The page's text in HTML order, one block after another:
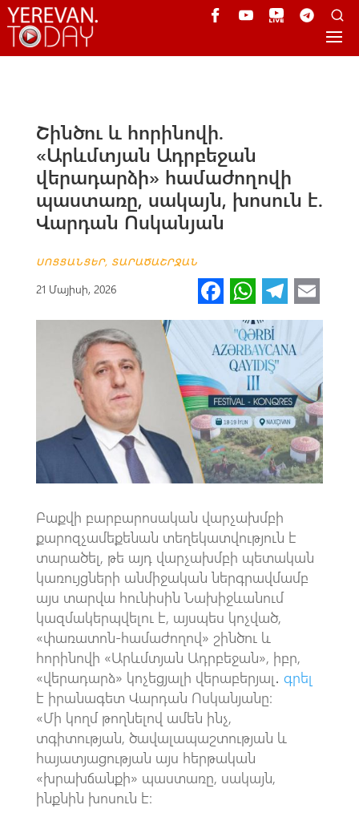
Շինծու և հորինովի.
«Արևմտյան Ադրբեջան
վերադարձի» համաժողովի
պաստառը, սակայն, խոսուն է.
Վարդան Ոսկանյան
ՍՈՑՑԱՆՑԵՐ, ՏԱՐԱԾԱՇՐՋԱՆ
21 Մայիսի, 2026 Fa
ce
b
o
o
k
W
h
at
s
A
p
p
Te
le
gr
a
m
m
Բաքվի բարբարոսական վարչախմբի
քարոզչամեքենան տեղեկատվություն է
տարածել, թե այդ վարչախմբի պետական
կառույցների անմիջական ներգրավմամբ
այս տարվա հունիսին Նախիջևանում
կազմակերպվելու է, այսպես կոչված,
«փառատոն-համաժողով» շինծու և
հորինովի «Արևմտյան Ադրբեջան», իբր,
«վերադարձ» կոչեցյալի վերաբերյալ․ գրել
է իրանագետ Վարդան Ոսկանյանը։
«Մի կողմ թողնելով ամեն ինչ,
տգիտության, ծավալապաշտության և
հայատյացության այս հերթական
«խրախճանքի» պաստառը, սակայն,
ինքնին խոսուն է։